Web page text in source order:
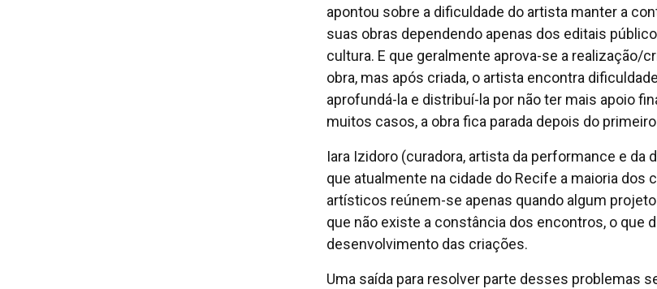
apontou sobre a dificuldade do artista manter a
suas obras dependendo apenas dos editais
cultura. E que geralmente aprova-se a realização/
obra, mas após criada, o artista encontra
aprofundá-la e distribuí-la por não ter mais apoio
muitos casos, a obra fica parada depois do
Iara Izidoro (curadora, artista da performance e da
que atualmente na cidade do Recife a maioria dos
artísticos reúnem-se apenas quando algum
que não existe a constância dos encontros, o que
desenvolvimento das criações.
Uma saída para resolver parte desses problemas